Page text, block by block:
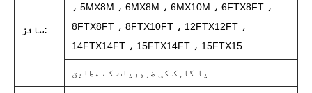
سائز:
، 5MX8M ، 6MX8M ، 6MX10M ، 6FTX8FT ،
8FTX8FT ، 8FTX10FT ، 12FTX12FT ،
14FTX14FT ، 15FTX14FT ، 15FTX15
یا گاہک کی ضروریات کے مطابق